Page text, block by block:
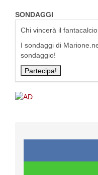
SONDAGGI
Chi vincerà il
I sondaggi di
sondaggio!